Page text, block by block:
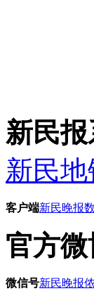
新民
新民地
客户端新民晚报
官方微
微信号新民晚报